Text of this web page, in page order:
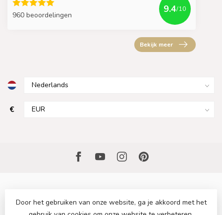
960 beoordelingen
9.4/10
Bekijk meer
€
Door het gebruiken van onze website, ga je akkoord met het